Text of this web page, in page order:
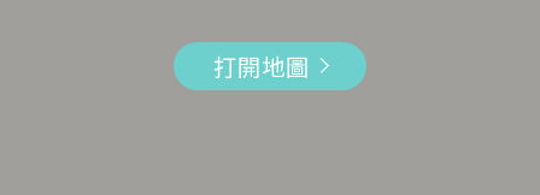
情以旅宿官網為準；建議訂房前再
次與主人確認價格與相關資訊
（含）前通知者，可退還已付
金額 30 %
藍光播放器
為維護住宿品質，禁止攜帶寵物
Facebook
打開地圖